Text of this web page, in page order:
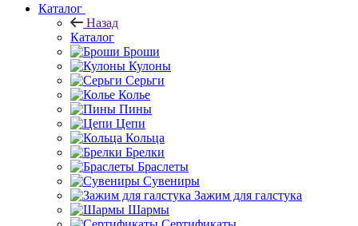
Каталог
Назад
Каталог
Броши
Кулоны
Серьги
Колье
Пины
Цепи
Кольца
Брелки
Браслеты
Сувениры
Зажим для галстука
Шармы